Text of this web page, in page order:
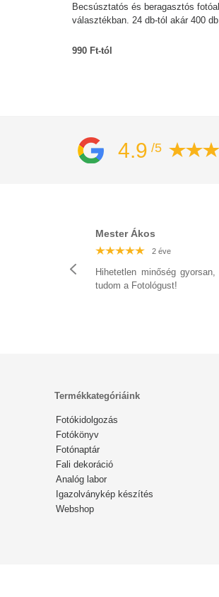
Becsúsztatós és beragasztós
választékban. 24 db-tól akár 400
990 Ft-tól
4.9 /5
Mester Ákos
2 éve
Hihetetlen minőség
tudom a Fotológust!
2 éve
2 éve
2 éve
2 éve
2 éve
2 éve
Termékkategóriáink
Fotókidolgozás
Fotókönyv
Fotónaptár
Fali dekoráció
Analóg labor
Igazolványkép készítés
Webshop